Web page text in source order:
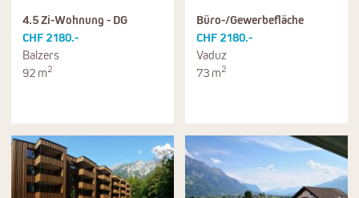
4.5 Zi-Wohnung - DG
CHF 2180.-
Balzers
92 m2
Büro-/Gewerbefläche
CHF 2180.-
Vaduz
73 m2